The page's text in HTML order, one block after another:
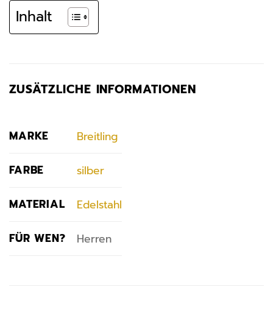
Inhalt
ZUSÄTZLICHE INFORMATIONEN
MARKE Breitling
FARBE silber
MATERIAL Edelstahl
FÜR WEN? Herren